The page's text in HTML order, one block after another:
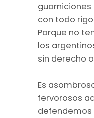
con todo
Porque no
los
sin derecho
Es
fervorosos
defendemos